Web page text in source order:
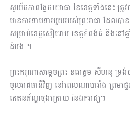
ស្វយ័តភាពផ្នែកយោធា នៃខេត្តទាំងនេះ ត្
មានការទាមទារមួយរបស់ព្រះរាជា ដែលបា
សម្រាប់ខេត្តសៀមរាប ខេត្តកំពង់ធំ និងនៅ
ដំបង ។
ព្រះករុណាសម្ដេចព្រះ នរោត្តម សីហនុ ទ្រង់
ចូលរាជធានីវិញ នៅពេលណាបារាំង ព្រមផ្ទ
កេតនភ័ណ្ឌចុងក្រោយ នៃឯករាជ្យ។